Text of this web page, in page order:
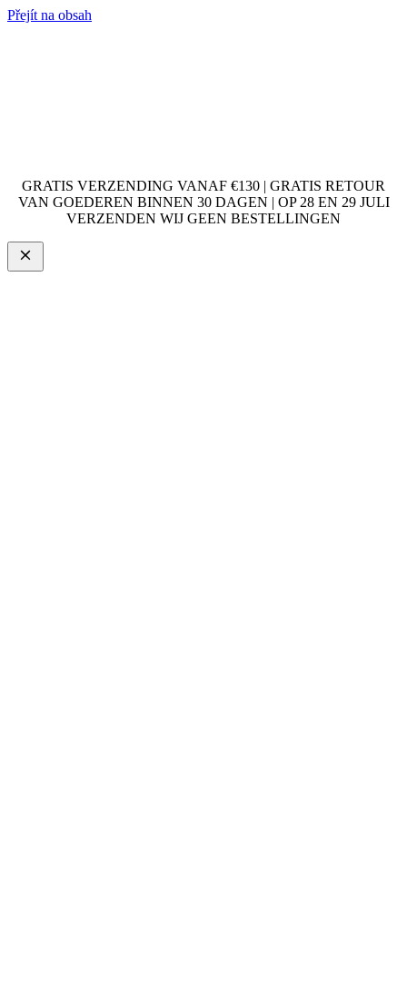
Přejít na obsah
GRATIS VERZENDING VANAF €130 | GRATIS RETOUR
VAN GOEDEREN BINNEN 30 DAGEN | OP 28 EN 29 JULI
VERZENDEN WIJ GEEN BESTELLINGEN